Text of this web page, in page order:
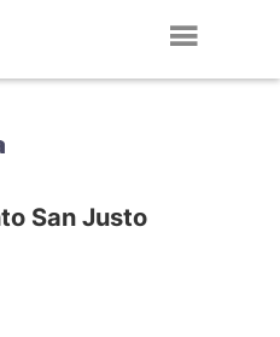
San Justo